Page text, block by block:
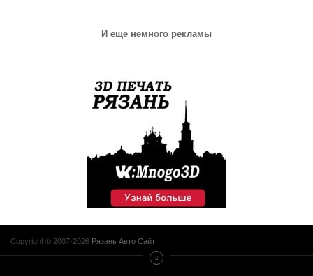
И еще немного рекламы
Copyright © 2007-2026 Рязань Авто Сайт